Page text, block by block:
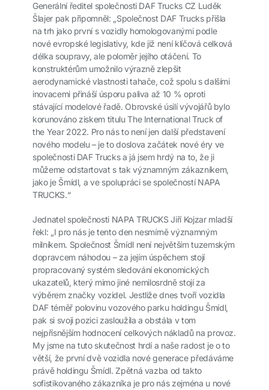
Generální ředitel společnosti DAF Trucks CZ Luděk
Šlajer pak připomněl: „Společnost DAF Trucks přišla
na trh jako první s vozidly homologovanými podle
nové evropské legislativy, kde již není klíčová celková
délka soupravy, ale poloměr jejího otáčení. To
konstruktérům umožnilo výrazně zlepšit
aerodynamické vlastnosti tahače, což spolu s dalšími
inovacemi přináší úsporu paliva až 10 % oproti
stávající modelové řadě. Obrovské úsilí vývojářů bylo
korunováno ziskem titulu The International Truck of
the Year 2022. Pro nás to není jen další představení
nového modelu – je to doslova začátek nové éry ve
společnosti DAF Trucks a já jsem hrdý na to, že ji
můžeme odstartovat s tak významným zákazníkem,
jako je Šmídl, a ve spolupráci se společností NAPA
TRUCKS.“
Jednatel společnosti NAPA TRUCKS Jiří Kojzar mladší
řekl: „I pro nás je tento den nesmírně významným
milníkem. Společnost Šmídl není největším tuzemským
dopravcem náhodou – za jejím úspěchem stojí
propracovaný systém sledování ekonomických
ukazatelů, který mimo jiné nemilosrdně stojí za
výběrem značky vozidel. Jestliže dnes tvoří vozidla
DAF téměř polovinu vozového parku holdingu Šmídl,
pak si svoji pozici zasloužila a obstála v tom
nejpřísnějším hodnocení celkových nákladů na provoz.
My jsme na tuto skutečnost hrdí a naše radost je o to
větší, že první dvě vozidla nové generace předáváme
právě holdingu Šmídl. Zpětná vazba od takto
sofistikovaného zákazníka je pro nás zejména u nové